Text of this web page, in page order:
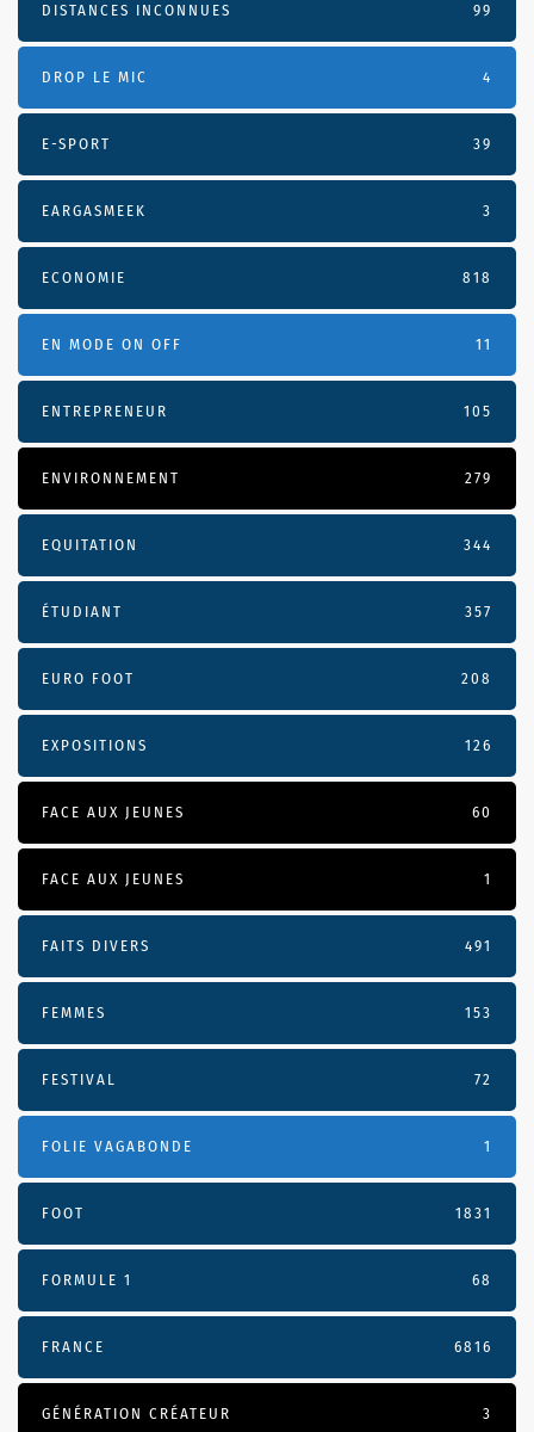
DISTANCES INCONNUES 99
DROP LE MIC 4
E-SPORT 39
EARGASMEEK 3
ECONOMIE 818
EN MODE ON OFF 11
ENTREPRENEUR 105
ENVIRONNEMENT 279
EQUITATION 344
ÉTUDIANT 357
EURO FOOT 208
EXPOSITIONS 126
FACE AUX JEUNES 60
FACE AUX JEUNES 1
FAITS DIVERS 491
FEMMES 153
FESTIVAL 72
FOLIE VAGABONDE 1
FOOT 1831
FORMULE 1 68
FRANCE 6816
GÉNÉRATION CRÉATEUR 3